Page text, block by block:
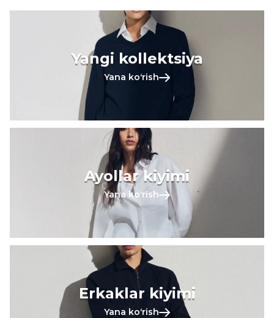
Yangi kollektsiya
Yana koʻrish
Ayollar kiyimi
Yana koʻrish
Erkaklar kiyimi
Yana koʻrish